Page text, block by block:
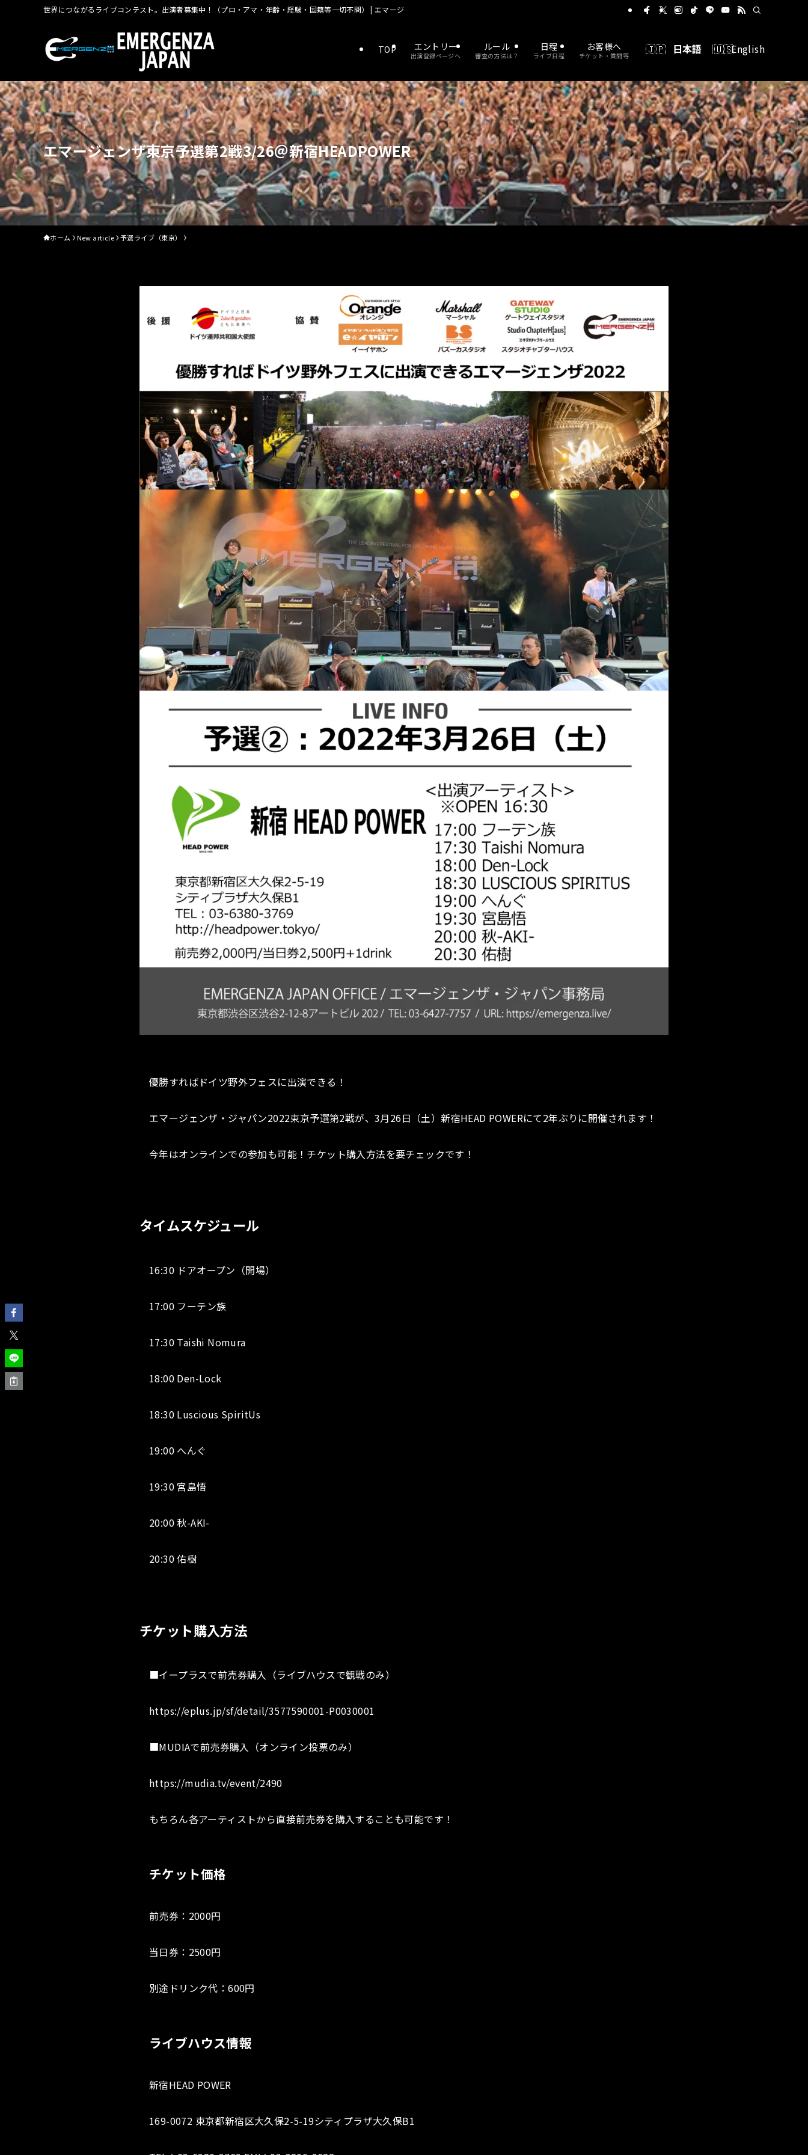
世界につながるライブコンテスト。出演者募集中！（プロ・アマ・年齢・経験・国籍等一切不問） | エマージェンザ 優勝でドイツの大型野外フェスに出れるバンドコンテスト
TOP エントリー
出演登録ページへ
ルール
審査の方法は？
日程
ライブ日程
お客様へ
チケット・質問等 English
日本語
エマージェンザ東京予選第2戦3/26＠新宿HEADPOWER
ホーム New article 予選ライブ（東京）
優勝すればドイツ野外フェスに出演できる！
エマージェンザ・ジャパン2022東京予選第2戦が、3月26日（土）新宿HEAD POWERにて2年ぶりに開催されます！
今年はオンラインでの参加も可能！チケット購入方法を要チェックです！
タイムスケジュール
16:30 ドアオープン（開場）
17:00 フーテン族
17:30 Taishi Nomura
18:00 Den-Lock
18:30 Luscious SpiritUs
19:00 へんぐ
19:30 宮島悟
20:00 秋-AKI-
20:30 佑樹
チケット購入方法
■イープラスで前売券購入（ライブハウスで観戦のみ）
https://eplus.jp/sf/detail/3577590001-P0030001
■MUDIAで前売券購入（オンライン投票のみ）
https://mudia.tv/event/2490
もちろん各アーティストから直接前売券を購入することも可能です！
チケット価格
前売券：2000円
当日券：2500円
別途ドリンク代：600円
ライブハウス情報
新宿HEAD POWER
169-0072 東京都新宿区大久保2-5-19シティプラザ大久保B1